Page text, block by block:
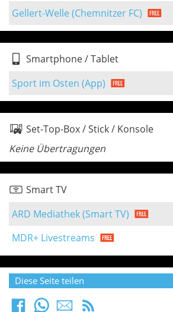
Gellert-Welle (Chemnitzer FC)
Smartphone / Tablet
Sport im Osten (App)
Set-Top-Box / Stick / Konsole
Keine Übertragungen
Smart TV
ARD Mediathek (Smart TV)
MDR+ Livestreams
Diese Seite teilen